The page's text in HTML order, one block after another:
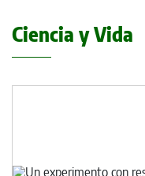
Ciencia y Vida